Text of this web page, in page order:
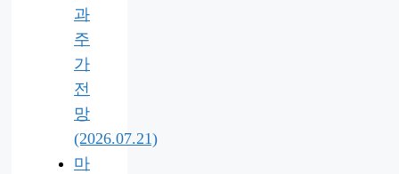
과
주
가
전
망
(2026.07.21)
마